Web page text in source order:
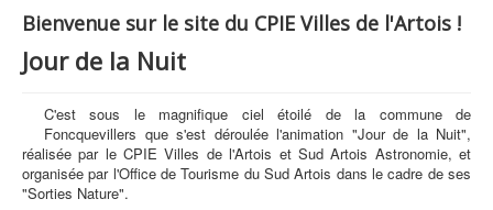
Bienvenue sur le site du CPIE Villes de l'Artois !
Jour de la Nuit
C'est sous le magnifique ciel étoilé de la commune de
Foncquevillers que s'est déroulée l'animation "Jour de la Nuit",
réalisée par le CPIE Villes de l'Artois et Sud Artois Astronomie, et
organisée par l'Office de Tourisme du Sud Artois dans le cadre de ses
"Sorties Nature".